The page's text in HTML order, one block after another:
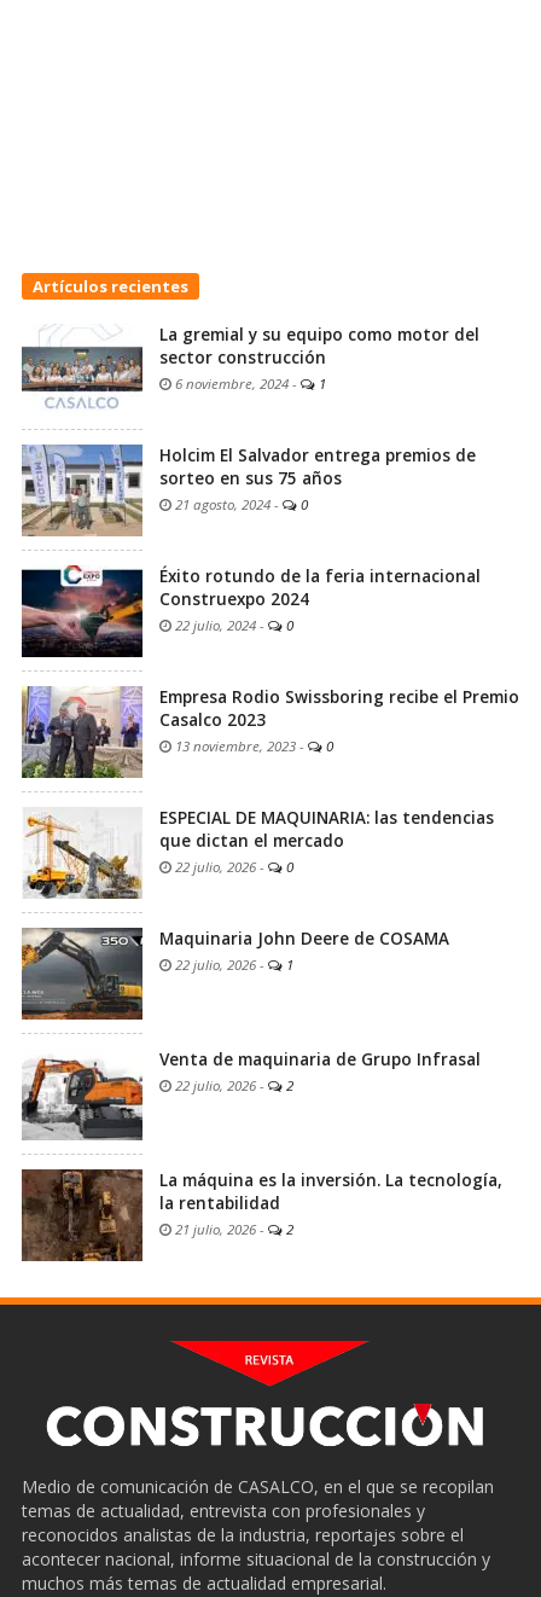
Artículos recientes
La gremial y su equipo como motor del
sector construcción
6 noviembre, 2024 - 1
Holcim El Salvador entrega premios de
sorteo en sus 75 años
21 agosto, 2024 - 0
Éxito rotundo de la feria internacional
Construexpo 2024
22 julio, 2024 - 0
Empresa Rodio Swissboring recibe el Premio
Casalco 2023
13 noviembre, 2023 - 0
ESPECIAL DE MAQUINARIA: las tendencias
que dictan el mercado
22 julio, 2026 - 0
Maquinaria John Deere de COSAMA
22 julio, 2026 - 1
Venta de maquinaria de Grupo Infrasal
22 julio, 2026 - 2
La máquina es la inversión. La tecnología,
la rentabilidad
21 julio, 2026 - 2
Medio de comunicación de CASALCO, en el que se recopilan
temas de actualidad, entrevista con profesionales y
reconocidos analistas de la industria, reportajes sobre el
acontecer nacional, informe situacional de la construcción y
muchos más temas de actualidad empresarial.